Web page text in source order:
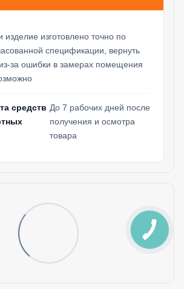
изделие изготовлено точно по
спецификации, вернуть
за ошибки в замерах помещения
средств До 7 рабочих дней после
получения и осмотра
товара